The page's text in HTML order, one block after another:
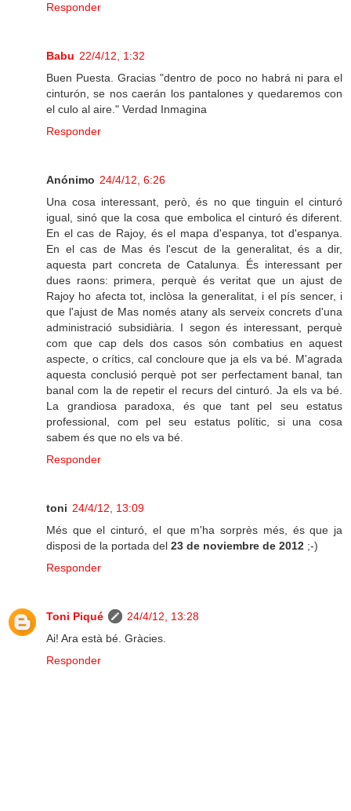
Responder
Babu 22/4/12, 1:32
Buen Puesta. Gracias "dentro de poco no habrá ni para el
cinturón, se nos caerán los pantalones y quedaremos con
el culo al aire." Verdad Inmagina
Responder
Anónimo 24/4/12, 6:26
Una cosa interessant, però, és no que tinguin el cinturó
igual, sinó que la cosa que embolica el cinturó és diferent.
En el cas de Rajoy, és el mapa d'espanya, tot d'espanya.
En el cas de Mas és l'escut de la generalitat, és a dir,
aquesta part concreta de Catalunya. És interessant per
dues raons: primera, perquè és veritat que un ajust de
Rajoy ho afecta tot, inclòsa la generalitat, i el pís sencer, i
que l'ajust de Mas només atany als serveix concrets d'una
administració subsidiària. I segon és interessant, perquè
com que cap dels dos casos són combatius en aquest
aspecte, o crítics, cal concloure que ja els va bé. M'agrada
aquesta conclusió perquè pot ser perfectament banal, tan
banal com la de repetir el recurs del cinturó. Ja els va bé.
La grandiosa paradoxa, és que tant pel seu estatus
professional, com pel seu estatus polític, si una cosa
sabem és que no els va bé.
Responder
toni 24/4/12, 13:09
Més que el cinturó, el que m'ha sorprès més, és que ja
disposi de la portada del 23 de noviembre de 2012 ;-)
Responder
Toni Piqué
24/4/12, 13:28
Ai! Ara està bé. Gràcies.
Responder